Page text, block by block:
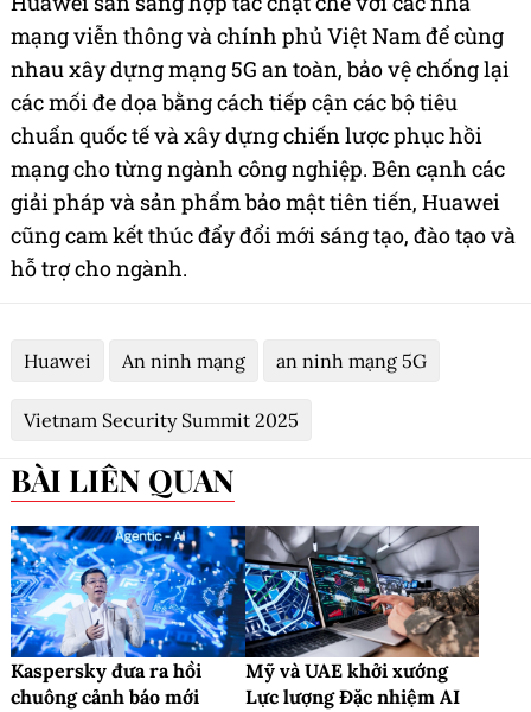
mạng viễn thông và chính phủ Việt Nam để cùng
nhau xây dựng mạng 5G an toàn, bảo vệ chống lại
các mối đe dọa bằng cách tiếp cận các bộ tiêu
chuẩn quốc tế và xây dựng chiến lược phục hồi
mạng cho từng ngành công nghiệp. Bên cạnh các
giải pháp và sản phẩm bảo mật tiên tiến, Huawei
cũng cam kết thúc đẩy đổi mới sáng tạo, đào tạo và
hỗ trợ cho ngành.
Huawei An ninh mạng an ninh mạng 5G
Vietnam Security Summit 2025
BÀI LIÊN QUAN
Kaspersky đưa ra hồi
chuông cảnh báo mới
Mỹ và UAE khởi xướng
Lực lượng Đặc nhiệm AI